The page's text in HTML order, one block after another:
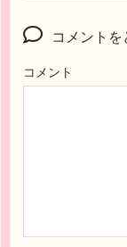
コメント
コメント